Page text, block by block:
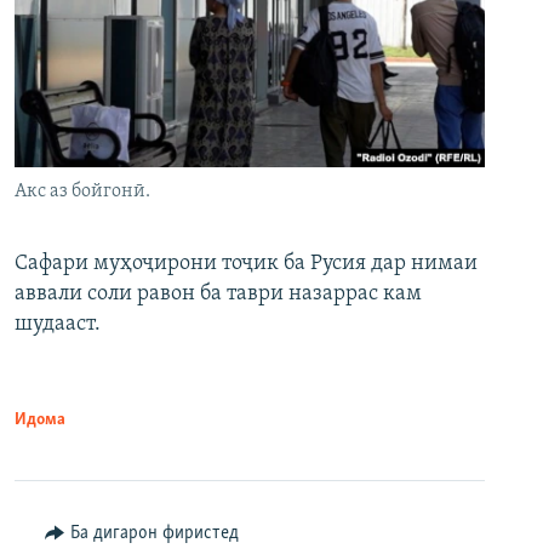
Акс аз бойгонӣ.
Сафари муҳоҷирони тоҷик ба Русия дар нимаи
аввали соли равон ба таври назаррас кам
шудааст.
Идома
Ба дигарон фиристед